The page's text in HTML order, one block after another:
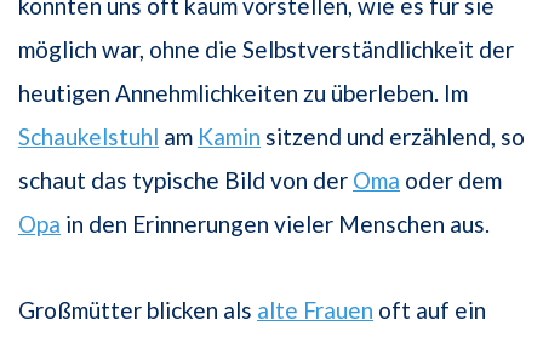
möglich war, ohne die Selbstverständlichkeit der
heutigen Annehmlichkeiten zu überleben. Im
Schaukelstuhl am Kamin sitzend und erzählend, so
schaut das typische Bild von der Oma oder dem
Opa in den Erinnerungen vieler Menschen aus.
Großmütter blicken als alte Frauen oft auf ein